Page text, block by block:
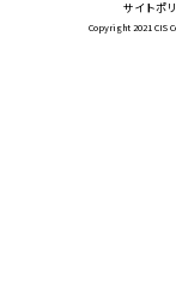
Copyright 2021 CIS
サイトポ